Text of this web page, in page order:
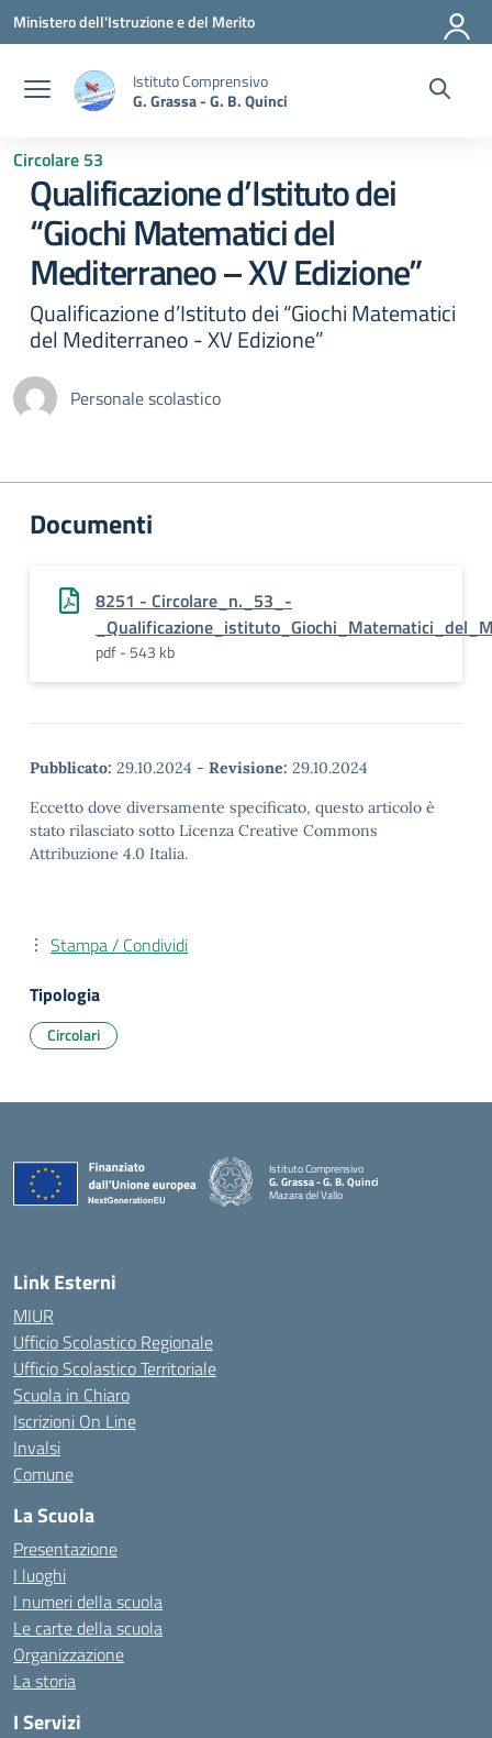
Vai ai contenuti
Vai al menu di navigazione
Vai al footer
Ministero dell'Istruzione e del Merito
Istituto Comprensivo
G. Grassa - G. B. Quinci
Circolare 53
Qualificazione d’Istituto dei
“Giochi Matematici del
Mediterraneo – XV Edizione”
Qualificazione d’Istituto dei “Giochi Matematici
del Mediterraneo - XV Edizione”
Personale scolastico
Documenti
8251 - Circolare_n._53_-
pdf - 543 kb
Pubblicato: 29.10.2024 - Revisione: 29.10.2024
Eccetto dove diversamente specificato, questo articolo è
stato rilasciato sotto Licenza Creative Commons
Attribuzione 4.0 Italia.
Stampa / Condividi
Tipologia
Circolari
Istituto Comprensivo
G. Grassa - G. B. Quinci
Mazara del Vallo
Link Esterni
MIUR
Ufficio Scolastico Regionale
Ufficio Scolastico Territoriale
Scuola in Chiaro
Iscrizioni On Line
Invalsi
Comune
La Scuola
Presentazione
I luoghi
I numeri della scuola
Le carte della scuola
Organizzazione
La storia
I Servizi